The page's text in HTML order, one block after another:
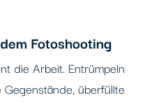
Fotoshooting
die Arbeit. Entrümpeln
überfüllte